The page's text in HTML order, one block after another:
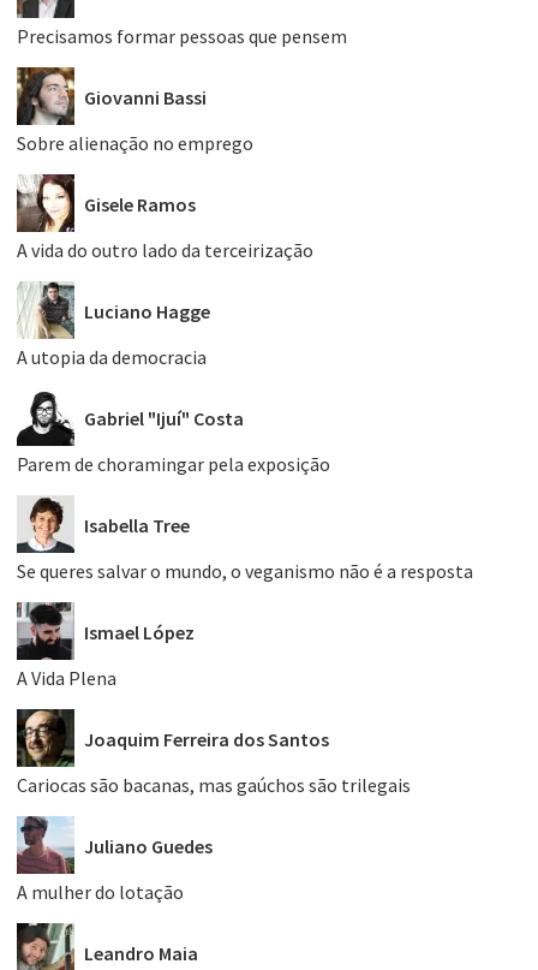
Precisamos formar pessoas que pensem
Giovanni Bassi
Sobre alienação no emprego
Gisele Ramos
A vida do outro lado da terceirização
Luciano Hagge
A utopia da democracia
Gabriel "Ijuí" Costa
Parem de choramingar pela exposição
Isabella Tree
Se queres salvar o mundo, o veganismo não é a resposta
Ismael López
A Vida Plena
Joaquim Ferreira dos Santos
Cariocas são bacanas, mas gaúchos são trilegais
Juliano Guedes
A mulher do lotação
Leandro Maia